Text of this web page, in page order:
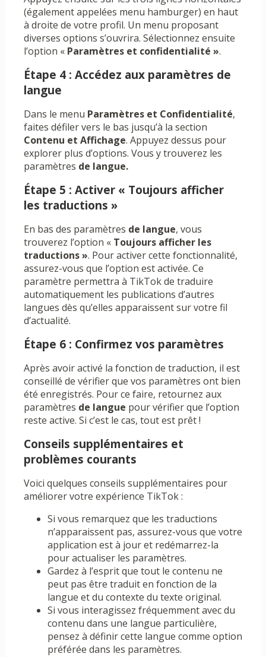
(également appelées menu hamburger) en haut
à droite de votre profil. Un menu proposant
diverses options s’ouvrira. Sélectionnez ensuite
l’option « Paramètres et confidentialité ».
Étape 4 : Accédez aux paramètres de
langue
Dans le menu Paramètres et Confidentialité,
faites défiler vers le bas jusqu’à la section
Contenu et Affichage. Appuyez dessus pour
explorer plus d’options. Vous y trouverez les
paramètres de langue.
Étape 5 : Activer « Toujours afficher
les traductions »
En bas des paramètres de langue, vous
trouverez l’option « Toujours afficher les
traductions ». Pour activer cette fonctionnalité,
assurez-vous que l’option est activée. Ce
paramètre permettra à TikTok de traduire
automatiquement les publications d’autres
langues dès qu’elles apparaissent sur votre fil
d’actualité.
Étape 6 : Confirmez vos paramètres
Après avoir activé la fonction de traduction, il est
conseillé de vérifier que vos paramètres ont bien
été enregistrés. Pour ce faire, retournez aux
paramètres de langue pour vérifier que l’option
reste active. Si c’est le cas, tout est prêt !
Conseils supplémentaires et
problèmes courants
Voici quelques conseils supplémentaires pour
améliorer votre expérience TikTok :
Si vous remarquez que les traductions
n’apparaissent pas, assurez-vous que votre
application est à jour et redémarrez-la
pour actualiser les paramètres.
Gardez à l’esprit que tout le contenu ne
peut pas être traduit en fonction de la
langue et du contexte du texte original.
Si vous interagissez fréquemment avec du
contenu dans une langue particulière,
pensez à définir cette langue comme option
préférée dans les paramètres.